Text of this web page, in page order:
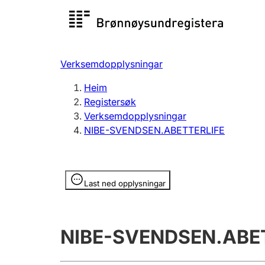
Registersøk
Registrere, endre, slette
Verksemdopplysningar
Heim
Registersøk
Verksemdopplysningar
NIBE-SVENDSEN.ABETTERLIFE
Last ned opplysningar
Opplysninger er skjult
NIBE-